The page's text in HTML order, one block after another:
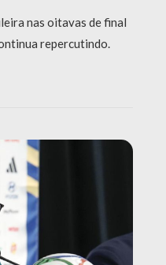
nas oitavas de final
repercutindo.